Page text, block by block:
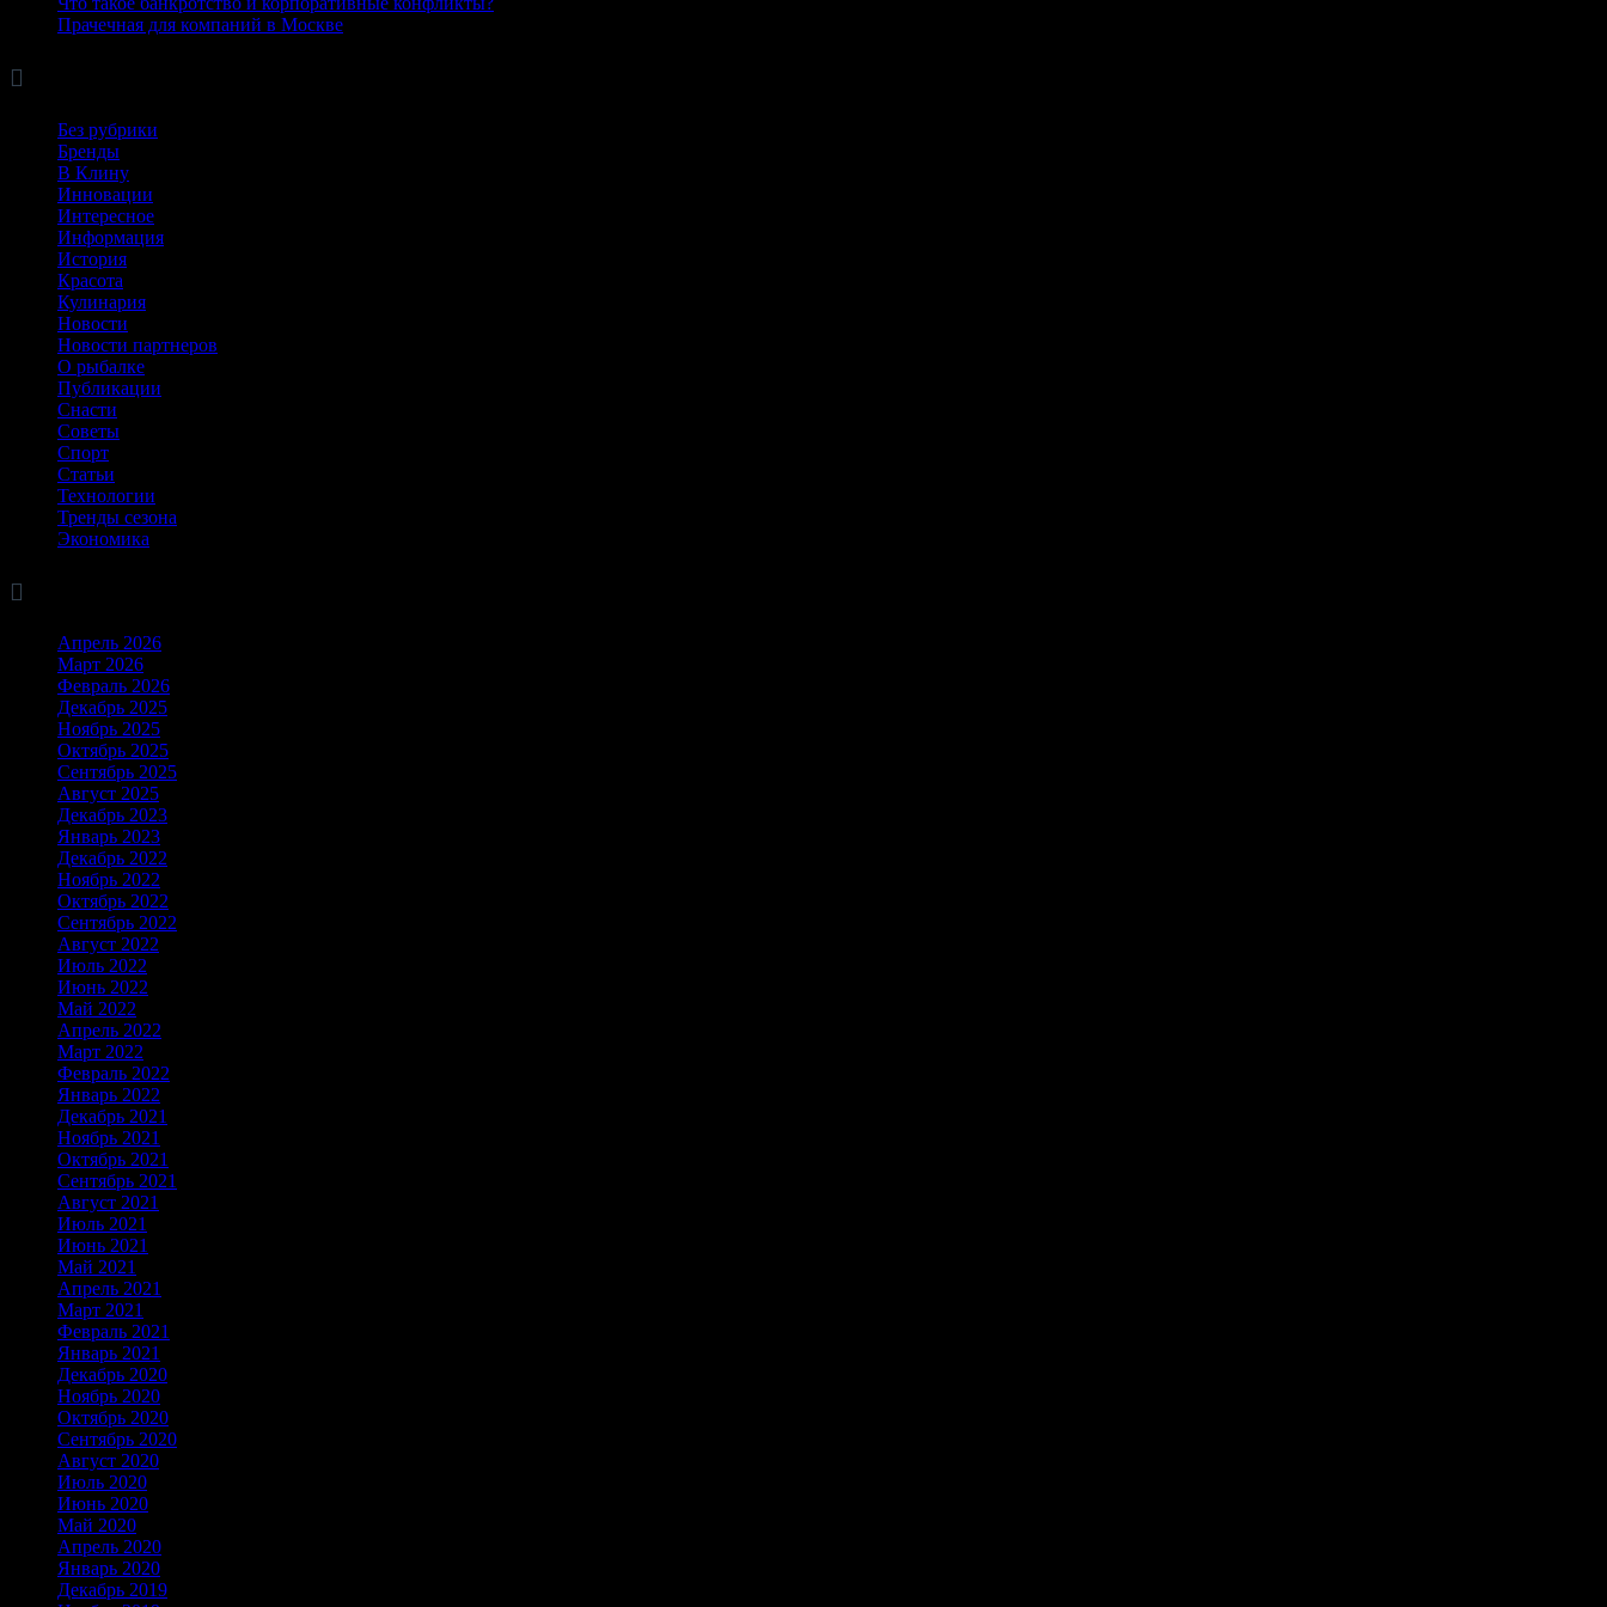
Прачечная для компаний в Москве

Без рубрики
Бренды
В Клину
Инновации
Интересное
Информация
История
Красота
Кулинария
Новости
Новости партнеров
О рыбалке
Публикации
Снасти
Советы
Спорт
Статьи
Технологии
Тренды сезона
Экономика

Апрель 2026
Март 2026
Февраль 2026
Декабрь 2025
Ноябрь 2025
Октябрь 2025
Сентябрь 2025
Август 2025
Декабрь 2023
Январь 2023
Декабрь 2022
Ноябрь 2022
Октябрь 2022
Сентябрь 2022
Август 2022
Июль 2022
Июнь 2022
Май 2022
Апрель 2022
Март 2022
Февраль 2022
Январь 2022
Декабрь 2021
Ноябрь 2021
Октябрь 2021
Сентябрь 2021
Август 2021
Июль 2021
Июнь 2021
Май 2021
Апрель 2021
Март 2021
Февраль 2021
Январь 2021
Декабрь 2020
Ноябрь 2020
Октябрь 2020
Сентябрь 2020
Август 2020
Июль 2020
Июнь 2020
Май 2020
Апрель 2020
Январь 2020
Декабрь 2019